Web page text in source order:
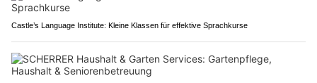
Castle’s Language Institute: Kleine Klassen für effektive Sprachkurse